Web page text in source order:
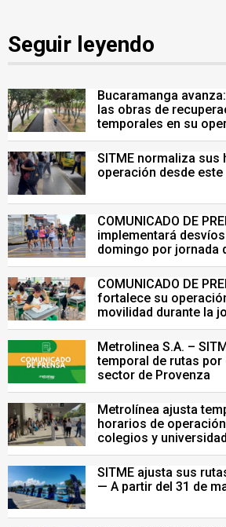
Seguir leyendo
Bucaramanga
las obras de
temporales en su
SITME normaliza sus
operación desde
COMUNICADO DE
implementará
domingo por jornada
Bucaramanga
COMUNICADO DE
fortalece su
movilidad durante la
Pruebas Saber del 26
Metrolinea S.A. –
temporal de rutas por
sector de Provenza
Metrolínea ajusta
horarios de
colegios y
Metropolitana de
SITME ajusta sus
— A partir del 31 de